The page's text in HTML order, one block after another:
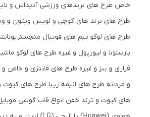
خاص طرح های برندهای ورزشی آدیداس و
طرح های برند های گوچی و لویس ویتون و
طرح های لوگو تیم های فوتبال
بارسلونا و لیورپول و غیره طرح های لوگو
فراری و بنز و غیره طرح های فانتزی و خاص و
و مردانه طرح های انیمه زیبا طرح های
های کیوت و ترند خفن انواع قاب گوشی